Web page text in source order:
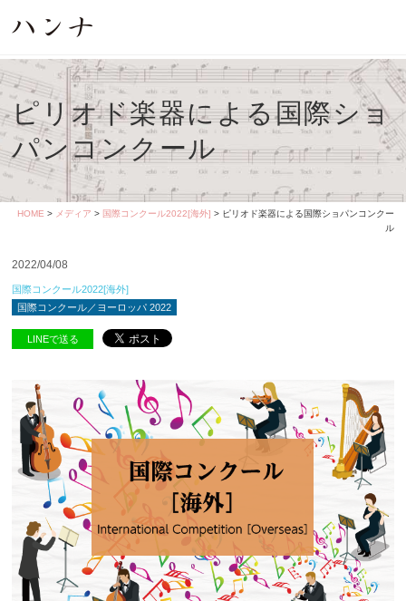
ピリオド楽器による国際ショ
パンコンクール
HOME > メディア > 国際コンクール2022[海外] > ピリオド楽器による国際ショパンコンクー
ル
2022/04/08
国際コンクール2022[海外]
国際コンクール／ヨーロッパ 2022
LINEで送る